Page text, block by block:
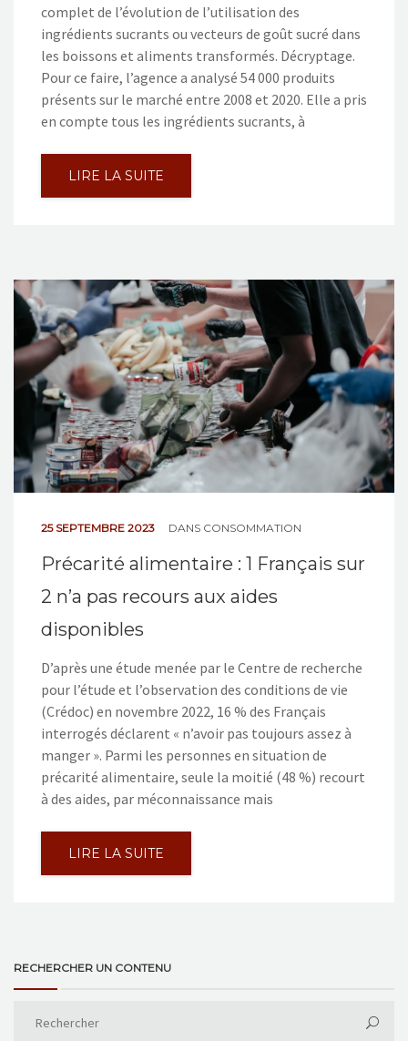
complet de l’évolution de l’utilisation des
ingrédients sucrants ou vecteurs de goût sucré dans
les boissons et aliments transformés. Décryptage.
Pour ce faire, l’agence a analysé 54 000 produits
présents sur le marché entre 2008 et 2020. Elle a pris
en compte tous les ingrédients sucrants, à
LIRE LA SUITE
25 SEPTEMBRE 2023 DANS CONSOMMATION
Précarité alimentaire : 1 Français sur
2 n’a pas recours aux aides
disponibles
D’après une étude menée par le Centre de recherche
pour l’étude et l’observation des conditions de vie
(Crédoc) en novembre 2022, 16 % des Français
interrogés déclarent « n’avoir pas toujours assez à
manger ». Parmi les personnes en situation de
précarité alimentaire, seule la moitié (48 %) recourt
à des aides, par méconnaissance mais
LIRE LA SUITE
RECHERCHER UN CONTENU